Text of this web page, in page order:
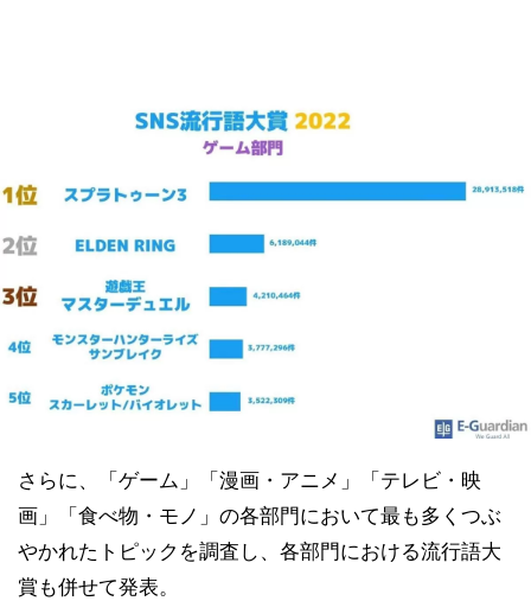
さらに、「ゲーム」「漫画・アニメ」「テレビ・映
画」「食べ物・モノ」の各部門において最も多くつぶ
やかれたトピックを調査し、各部門における流行語大
賞も併せて発表。